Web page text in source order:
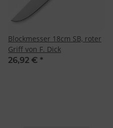
Blockmesser 18cm SB, roter
Griff von F. Dick
26,92 € *